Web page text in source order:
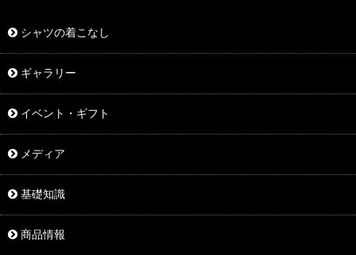
シャツの着こなし
ギャラリー
イベント・ギフト
メディア
基礎知識
商品情報